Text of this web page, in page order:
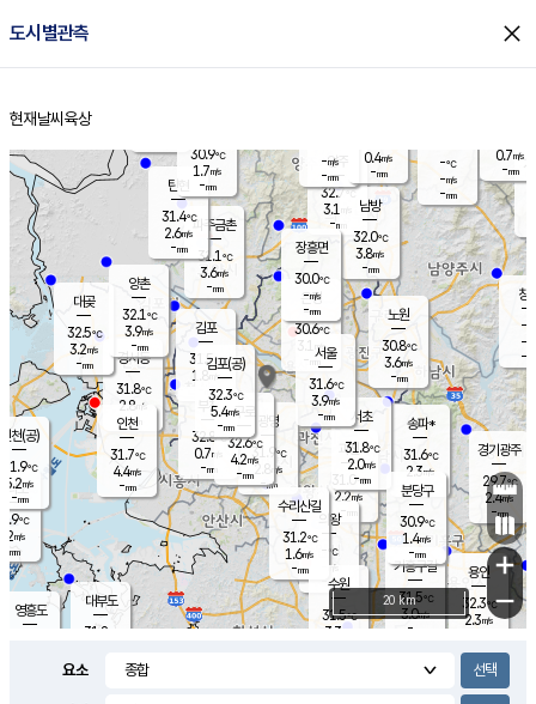
도시별관측 close
홈
현재날씨 육상
의도
℃
m/s
mm
영흥도
양주
32.7℃
3.1
-mm
과천
31.0℃
2.2m/s
- mm
용인
32.3℃
2.3m/s
경기광주
29.7℃
2.4m/s
-mm
대부도
31.8
경서동
31.8℃
2.8 m/s
-mm
파주금촌
31.1℃
3.6m/s
-mm
-℃
-m/s
-mm
대곶
32.5℃
3.2m/s
-mm
창
-
-m/
-
탄현
31.4℃
2.6m/s
-mm
0.7m/s
-mm
의왕
- ℃
m/s
mm
김포
31.5℃
1.8 m/s
mm
광명
31.9 ℃
2.8 m/s
-mm
부천
32.8℃
0.7m/s
-mm
양촌
32.1℃
3.9m/s
-mm
구로
32.6℃
4.2m/s
-mm
은평
30.6℃
3.1 m/s
- mm
노원
30.8℃
3.6m/s
-mm
송파*
31.6℃
2.3m/s
-mm
서초
31.8℃
2.0m/s
-mm
남방
32.0℃
3.8m/s
-mm
기흥구갈
31.5℃
3.0m/s
-
수리산길
31.2℃
1.6m/s
-mm
분당구
30.9℃
1.4m/s
-mm
장흥면
30.0℃
-m/s
-mm
-m/s
-mm
인천(공)
31.9℃
5.2m/s
-mm
김포(공)
32.3℃
5.4m/s
-mm
수원
31.5℃
3.3 m/s
인천
31.7℃
4.4m/s
-mm
서울
31.6℃
3.9m/s
-mm
30.9℃
1.7m/s
-mm
0.4m/s
-mm
+
−
20 km
요소